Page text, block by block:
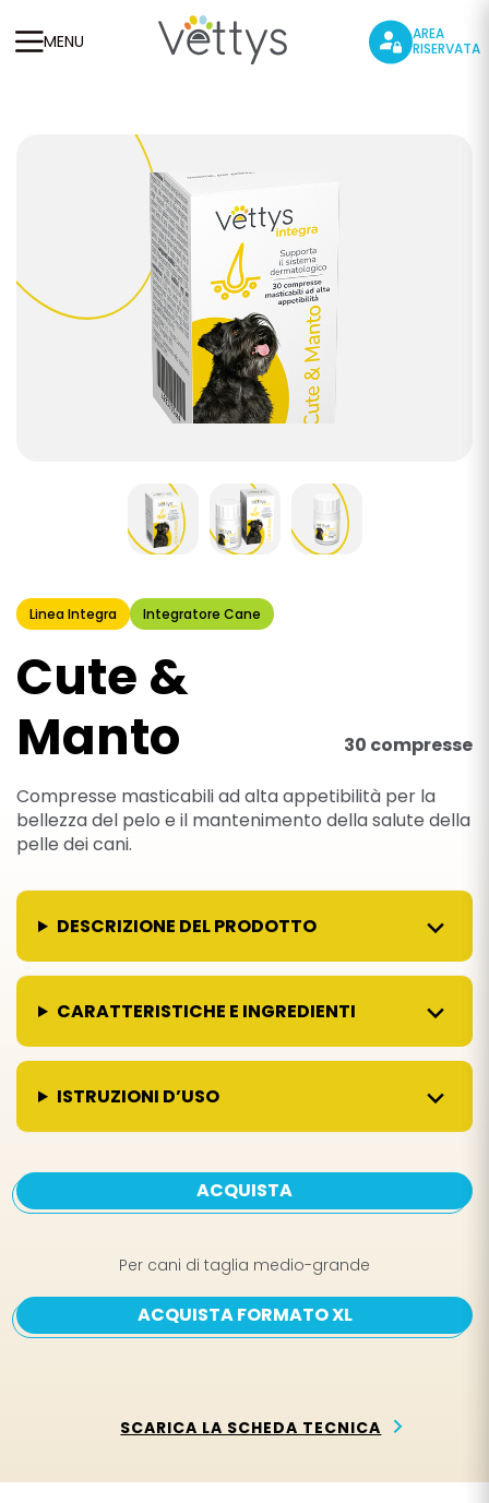
MENU
AREA
RISERVATA
Linea Integra Integratore Cane
Cute &
Manto
30 compresse
Compresse masticabili ad alta appetibilità per la
bellezza del pelo e il mantenimento della salute della
pelle dei cani.
DESCRIZIONE DEL PRODOTTO
CARATTERISTICHE E INGREDIENTI
ISTRUZIONI D’USO
ACQUISTA
Per cani di taglia medio-grande
ACQUISTA FORMATO XL
SCARICA LA SCHEDA TECNICA